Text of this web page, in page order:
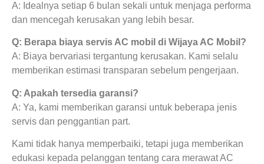
A: Idealnya setiap 6 bulan sekali untuk menjaga performa
dan mencegah kerusakan yang lebih besar.
Q: Berapa biaya servis AC mobil di Wijaya AC Mobil?
A: Biaya bervariasi tergantung kerusakan. Kami selalu
memberikan estimasi transparan sebelum pengerjaan.
Q: Apakah tersedia garansi?
A: Ya, kami memberikan garansi untuk beberapa jenis
servis dan penggantian part.
Kami tidak hanya memperbaiki, tetapi juga memberikan
edukasi kepada pelanggan tentang cara merawat AC